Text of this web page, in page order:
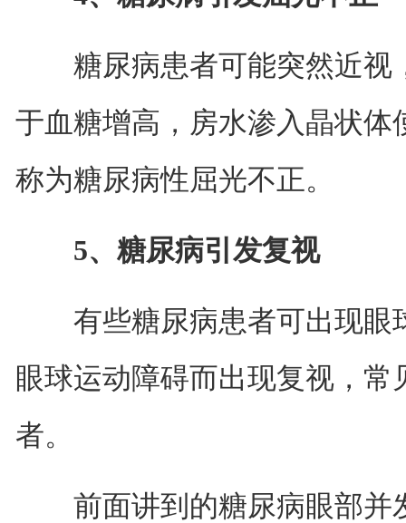
糖尿病患者可能突然近视
于血糖增高，房水渗入晶状
称为糖尿病性屈光不正。
5、糖尿病引发复视
有些糖尿病患者可出现眼
眼球运动障碍而出现复视，常
者。
前面讲到的糖尿病眼部并